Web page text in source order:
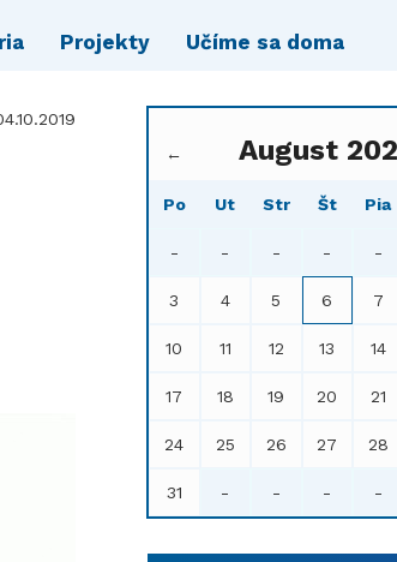
Projekty Učíme sa doma
← August
Po Ut Str Št Pia
- - - - -
3 4 5 6 7
10 11 12 13 14
17 18 19 20 21
24 25 26 27 28
31 - - - -